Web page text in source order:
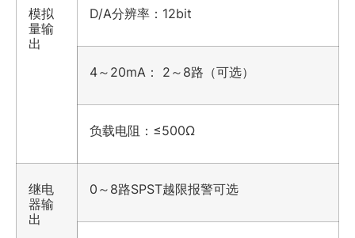
模拟
量输
出
D/A分辨率：12bit
4～20mA： 2～8路（可选）
负载电阻：≤500Ω
继电
器输
出
0～8路SPST越限报警可选